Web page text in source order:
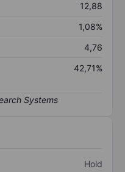
12,88
1,08%
4,76
42,71%
Hold